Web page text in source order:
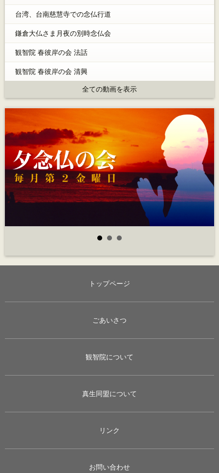
台湾、台南慈慧寺での念仏行道
鎌倉大仏さま月夜の別時念仏会
観智院 春彼岸の会 法話
観智院 春彼岸の会 清興
全ての動画を表示
トップページ
ごあいさつ
観智院について
真生同盟について
リンク
お問い合わせ